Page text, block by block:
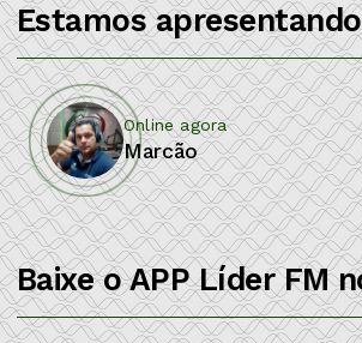
Estamos apresentando
Online agora
Marcão
Baixe o APP Líder FM